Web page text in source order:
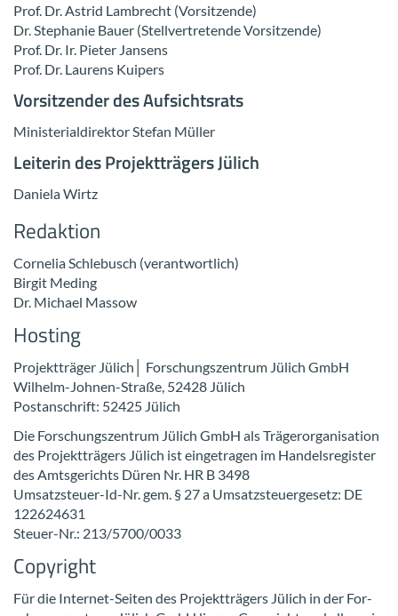
Prof. Dr. As­trid Lam­brecht (Vor­sit­zen­de)
Dr. Ste­pha­nie Bauer (Stell­ver­tre­ten­de Vor­sit­zen­de)
Prof. Dr. Ir. Pie­ter Jan­sens
Prof. Dr. Lau­rens Kui­pers
Vor­sit­zen­der des Auf­sichts­rats
Mi­nis­te­ri­al­di­rek­tor Ste­fan Mül­ler
Lei­te­rin des Pro­jekt­trä­gers Jü­lich
Da­nie­la Wirtz
Re­dak­ti­on
Cor­ne­lia Schle­busch (ver­ant­wort­lich)
Bir­git Me­ding
Dr. Mi­cha­el Mas­sow
Hos­ting
Pro­jekt­trä­ger Jü­lich│ For­schungs­zen­trum Jü­lich GmbH
Wilhelm-​Johnen-Straße, 52428 Jü­lich
Post­an­schrift: 52425 Jü­lich
Die For­schungs­zen­trum Jü­lich GmbH als Trä­ger­or­ga­ni­sa­ti­on
des Pro­jekt­trä­gers Jü­lich ist ein­ge­tra­gen im Han­dels­re­gis­ter
des Amts­ge­richts Düren Nr. HR B 3498
Umsatzsteuer-​Id-Nr. gem. § 27 a Um­satz­steu­er­ge­setz: DE
122624631
Steuer-​Nr.: 213/5700/0033
Co­py­right
Für die Internet-​Seiten des Pro­jekt­trä­gers Jü­lich in der For­